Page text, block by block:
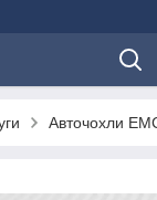
Авточохли